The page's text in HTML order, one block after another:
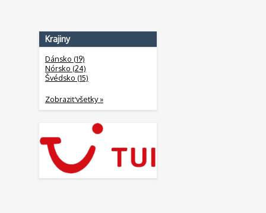
Krajiny
Dánsko (19)
Nórsko (24)
Švédsko (15)
Zobraziť všetky »